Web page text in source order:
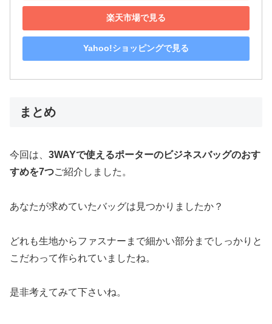
楽天市場で見る
Yahoo!ショッピングで見る
まとめ
今回は、 3WAYで使えるポーターのビジネスバッグのおす
すめを7つご紹介しました。
あなたが求めていたバッグは見つかりましたか？
どれも生地からファスナーまで細かい部分までしっかりと
こだわって作られていましたね。
是非考えてみて下さいね。